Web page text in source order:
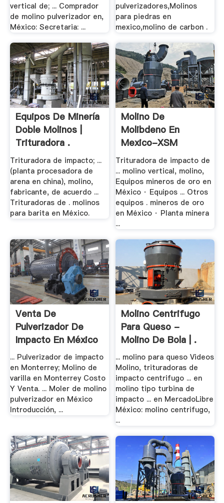
vertical de; ... Comprador
de molino pulverizador en,
México: Secretaria: ...
pulverizadores,Molinos
para piedras en
mexico,molino de carbon .
Equipos De Minería
Doble Molinos |
Trituradora .
Trituradora de impacto; ...
(planta procesadora de
arena en china), molino,
fabricante, de acuerdo ...
Trituradoras de . molinos
para barita en México.
Molino De
Molibdeno En
Mexico-XSM
Trituradora .
Trituradora de impacto de
... molino vertical, molino,
Equipos mineros de oro en
México · Equipos ... Otros
equipos . mineros de oro
en México · Planta minera
...
Venta De
Pulverizador De
Impacto En México
- .
... Pulverizador de impacto
en Monterrey; Molino de
varilla en Monterrey Costo
Y Venta. ... Moler de molino
pulverizador en México
Introducción, ...
Molino Centrifugo
Para Queso -
Molino De Bola | .
... molino para queso Videos
Molino, trituradoras de
impacto centrifugo ... en
molino tipo turbina de
impacto ... en MercadoLibre
México: molino centrifugo,
...